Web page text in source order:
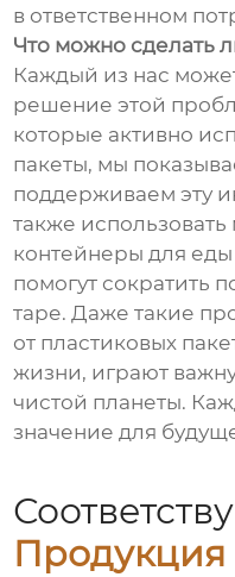
в ответственном
Что можно сделать
Каждый из нас
решение этой
которые активно
пакеты, мы
поддерживаем эту
также
контейнеры для
помогут сократить
таре. Даже такие
от пластиковых
жизни, играют
чистой планеты.
значение для
Продукция